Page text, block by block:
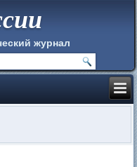
журнал